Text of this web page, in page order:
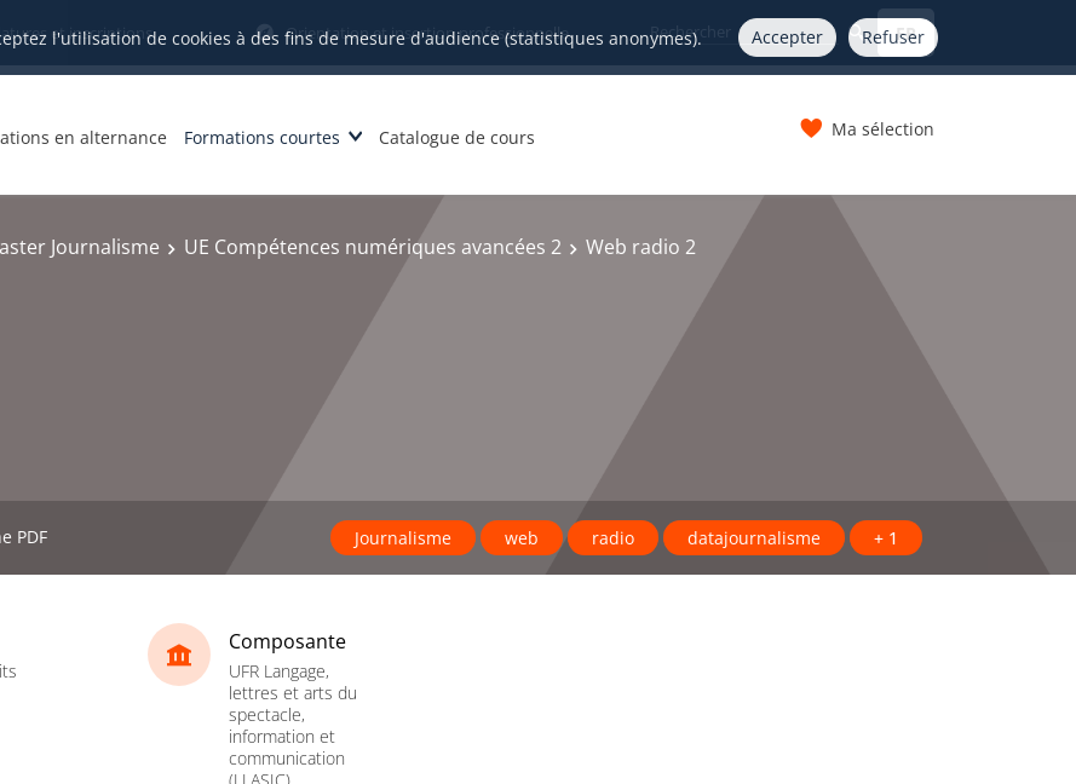
l'utilisation de cookies à des fins de mesure d'audience (statistiques anonymes). Accepter Refuser
et inscriptions Orientation et insertion professionnelle FR
en alternance Formations courtes Catalogue de cours Ma sélection
Journalisme UE Compétences numériques avancées 2 Web radio 2
PDF Journalisme web radio datajournalisme + 1
Composante
UFR Langage,
lettres et arts du
spectacle,
information et
communication
(LLASIC)